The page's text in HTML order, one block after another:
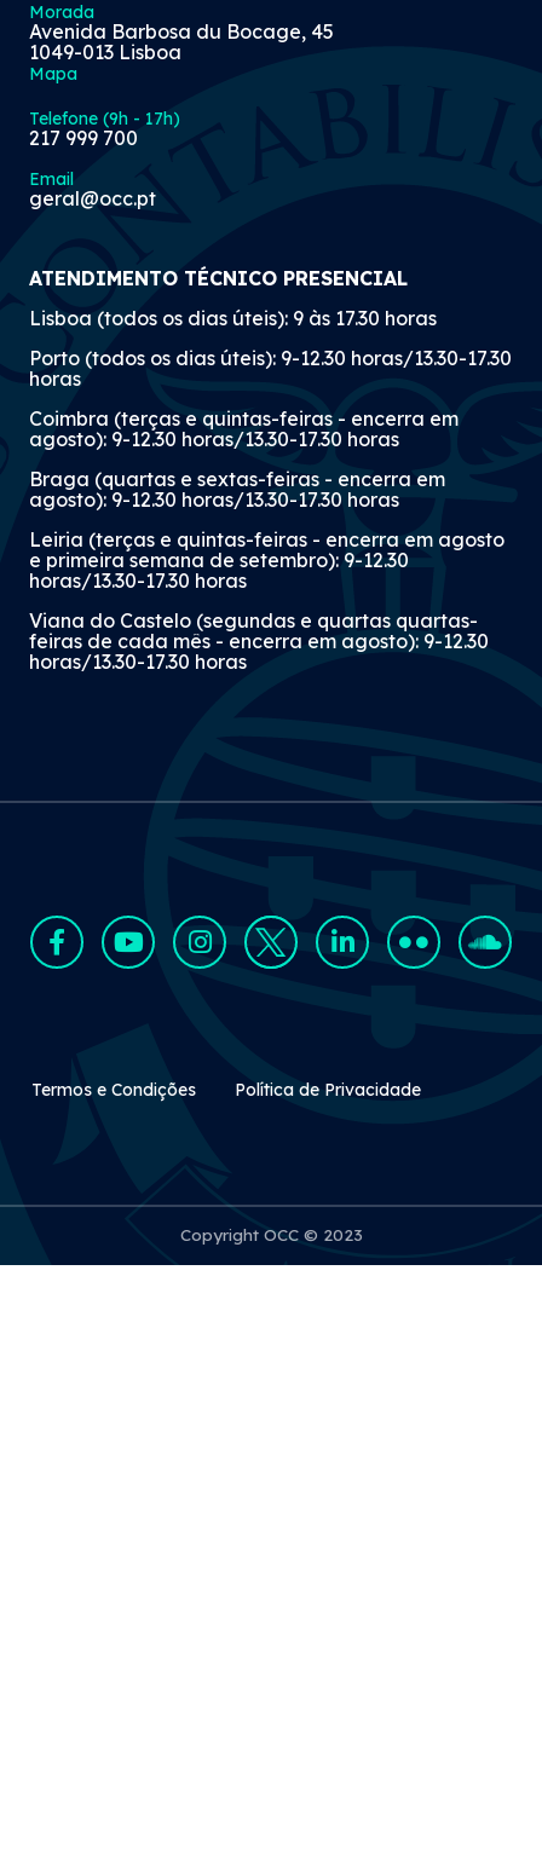
Morada
Avenida Barbosa du Bocage, 45
1049-013 Lisboa
Mapa
Telefone (9h - 17h)
217 999 700
Email
geral@occ.pt
ATENDIMENTO TÉCNICO PRESENCIAL
Lisboa (todos os dias úteis): 9 às 17.30 horas
Porto (todos os dias úteis): 9-12.30 horas/13.30-17.30
horas
Coimbra (terças e quintas-feiras - encerra em
agosto): 9-12.30 horas/13.30-17.30 horas
Braga (quartas e sextas-feiras - encerra em
agosto): 9-12.30 horas/13.30-17.30 horas
Leiria (terças e quintas-feiras - encerra em agosto
e primeira semana de setembro): 9-12.30
horas/13.30-17.30 horas
Viana do Castelo (segundas e quartas quartas-
feiras de cada mês - encerra em agosto): 9-12.30
horas/13.30-17.30 horas
Rodapé Secundário
Termos e Condições Política de Privacidade
Copyright OCC © 2023